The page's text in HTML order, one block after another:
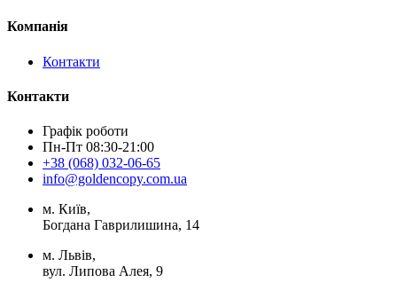
Компанія
Контакти
Контакти
Графік роботи
Пн-Пт 08:30-21:00
+38 (068) 032-06-65
info@goldencopy.com.ua
м. Київ,
Богдана Гаврилишина, 14
м. Львів,
вул. Липова Алея, 9